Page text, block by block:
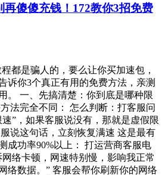
傻傻充钱！172教你3招免费
都是骗人的，要么让你买加速包，
诉你3个真正有用的免费方法，亲测
。 一、先搞清楚：你到底是哪种限
法完全不同： 怎么判断：打客服问
”，如果客服说没有，那就是虚假限
说这句话，立刻恢复满速 这是最有
成功率90%以上： 打运营商客服电
络卡顿，网速特别慢，影响我正常
络数据。” 客服会帮你刷新你的网络